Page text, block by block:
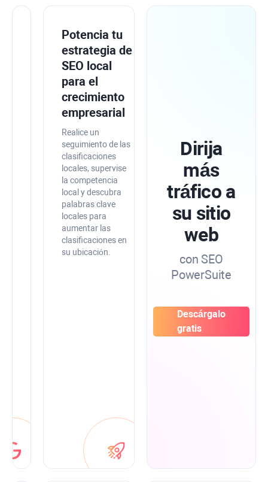
Integre
PowerSuite
herramientas
Google
mayor
precisión
Combine
Potencia tu
estrategia de
SEO local
para el
crecimiento
empresarial
Realice un
seguimiento de las
clasificaciones
locales, supervise
la competencia
local y descubra
palabras clave
locales para
aumentar las
clasificaciones en
su ubicación.
Dirija
más
tráfico a
su sitio
web
con SEO
PowerSuite
Descárgalo
gratis